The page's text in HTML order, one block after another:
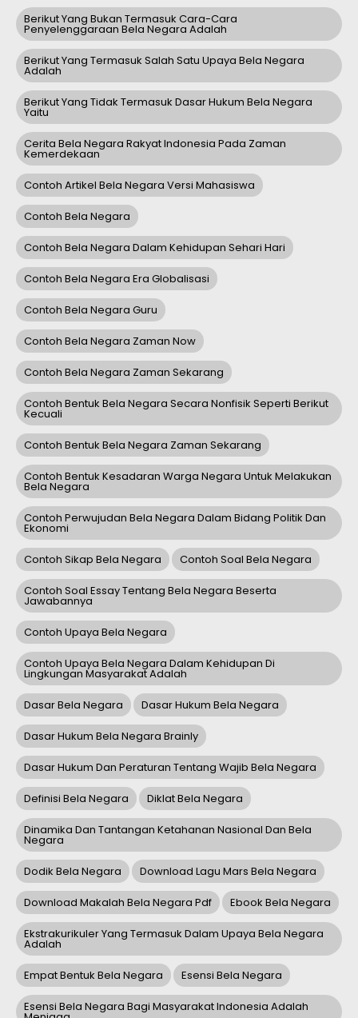
Berikut Yang Bukan Termasuk Cara-Cara
Penyelenggaraan Bela Negara Adalah
Berikut Yang Termasuk Salah Satu Upaya Bela Negara
Adalah
Berikut Yang Tidak Termasuk Dasar Hukum Bela Negara
Yaitu
Cerita Bela Negara Rakyat Indonesia Pada Zaman
Kemerdekaan
Contoh Artikel Bela Negara Versi Mahasiswa
Contoh Bela Negara
Contoh Bela Negara Dalam Kehidupan Sehari Hari
Contoh Bela Negara Era Globalisasi
Contoh Bela Negara Guru
Contoh Bela Negara Zaman Now
Contoh Bela Negara Zaman Sekarang
Contoh Bentuk Bela Negara Secara Nonfisik Seperti Berikut
Kecuali
Contoh Bentuk Bela Negara Zaman Sekarang
Contoh Bentuk Kesadaran Warga Negara Untuk Melakukan
Bela Negara
Contoh Perwujudan Bela Negara Dalam Bidang Politik Dan
Ekonomi
Contoh Sikap Bela Negara Contoh Soal Bela Negara
Contoh Soal Essay Tentang Bela Negara Beserta
Jawabannya
Contoh Upaya Bela Negara
Contoh Upaya Bela Negara Dalam Kehidupan Di
Lingkungan Masyarakat Adalah
Dasar Bela Negara Dasar Hukum Bela Negara
Dasar Hukum Bela Negara Brainly
Dasar Hukum Dan Peraturan Tentang Wajib Bela Negara
Definisi Bela Negara Diklat Bela Negara
Dinamika Dan Tantangan Ketahanan Nasional Dan Bela
Negara
Dodik Bela Negara Download Lagu Mars Bela Negara
Download Makalah Bela Negara Pdf Ebook Bela Negara
Ekstrakurikuler Yang Termasuk Dalam Upaya Bela Negara
Adalah
Empat Bentuk Bela Negara Esensi Bela Negara
Esensi Bela Negara Bagi Masyarakat Indonesia Adalah